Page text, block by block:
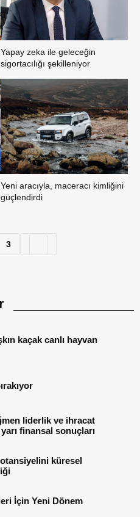
Yapay zeka ile geleceğin
sigortacılığı şekilleniyor
Yeni aracıyla, maceracı kimliğini
güçlendirdi
3
kaçak canlı hayvan
liderlik ve ihracat
finansal sonuçları
küresel
İçin Yeni Dönem